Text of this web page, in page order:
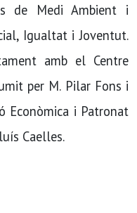
de Medi Ambient i
Igualtat i Joventut.
amb el Centre
per M. Pilar Fons i
Econòmica i Patronat
Caelles.